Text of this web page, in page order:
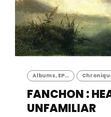
Albums, EP...
FANCHON :
UNFAMILIAR